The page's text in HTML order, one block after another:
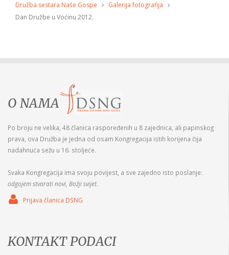
Družba sestara Naše Gospe
Galerija fotografija
Dan Družbe u Voćinu 2012.
O NAMA
Po broju ne velika, 48 članica raspoređenih u 8 zajednica, ali papinskog
prava, ova Družba je jedna od osam Kongregacija istih korijena čija
nadahnuća sežu u 16. stoljeće.
Svaka Kongregacija ima svoju povijest, a sve zajedno isto poslanje:
odgojem stvarati novi, Božji svijet.
Prijava članica DSNG
KONTAKT PODACI